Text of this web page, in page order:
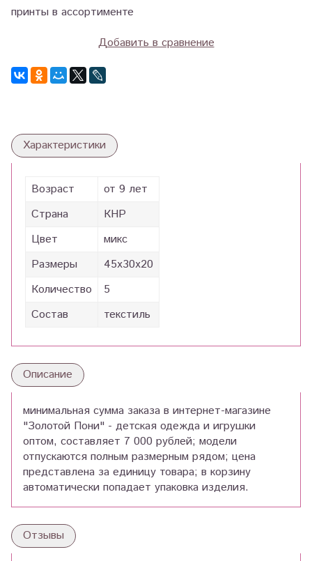
принты в ассортименте
Добавить в сравнение
Характеристики
Возраст
от 9 лет
Страна
КНР
Цвет
микс
Размеры
45х30х20
Количество
5
Состав
текстиль
Описание
минимальная сумма заказа в интернет-магазине
"Золотой Пони" - детская одежда и игрушки
оптом, составляет 7 000 рублей; модели
отпускаются полным размерным рядом; цена
представлена за единицу товара; в корзину
автоматически попадает упаковка изделия.
Отзывы